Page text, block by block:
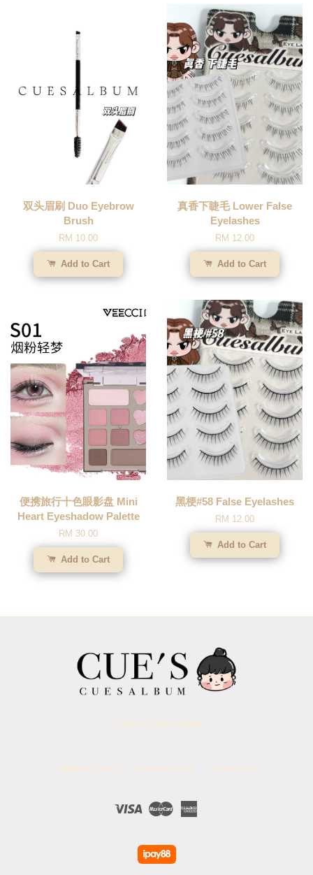
双头眉刷 Duo Eyebrow
Brush
RM 10.00
Add to Cart
真香下睫毛 Lower False
Eyelashes
RM 12.00
Add to Cart
便携旅行十色眼影盘 Mini
Heart Eyeshadow Palette
RM 30.00
Add to Cart
黑梗#58 False Eyelashes
RM 12.00
Add to Cart
© 2026 CUESALBUM.
Delivery Policy Refund Policy Contact us
Visa Master